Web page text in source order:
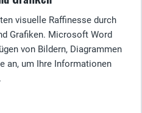
visuelle Raffinesse durch
Grafiken. Microsoft Word
von Bildern, Diagrammen
an, um Ihre Informationen